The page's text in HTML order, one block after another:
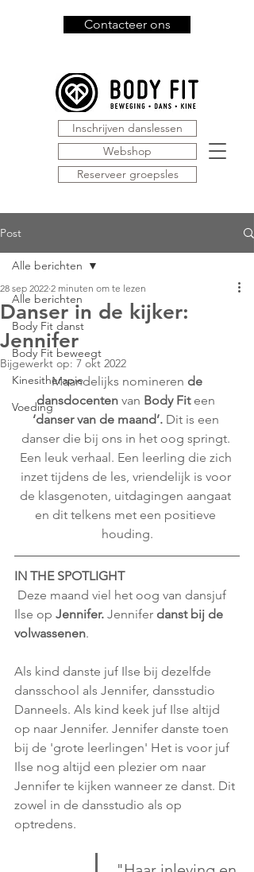
Inschrijven danslessen
Webshop
Reserveer groepsles
Contacteer ons
Post
Alle berichten
Body Fit danst
Body Fit beweegt
Kinesitherapie
Voeding
Alle berichten
Danser in de kijker:
Jennifer
28 sep 2022 2 minuten om te lezen
Bijgewerkt op: 7 okt 2022
Maandelijks nomineren de
dansdocenten van Body Fit een
‘danser van de maand’. Dit is een
danser die bij ons in het oog springt.
Een leuk verhaal. Een leerling die zich
inzet tijdens de les, vriendelijk is voor
de klasgenoten, uitdagingen aangaat
en dit telkens met een positieve
houding.
IN THE SPOTLIGHT
Ilse op Jennifer. Jennifer danst bij de
volwassenen.
Als kind danste juf Ilse bij dezelfde
dansschool als Jennifer, dansstudio
Danneels. Als kind keek juf Ilse altijd
op naar Jennifer. Jennifer danste toen
bij de 'grote leerlingen' Het is voor juf
Ilse nog altijd een plezier om naar
Jennifer te kijken wanneer ze danst. Dit
zowel in de dansstudio als op
optredens.